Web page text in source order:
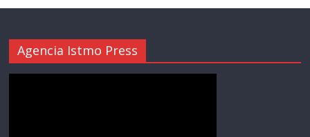
Agencia Istmo Press